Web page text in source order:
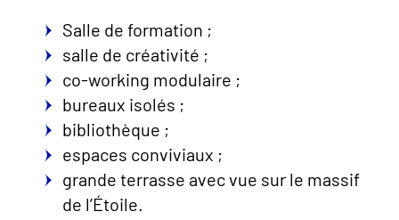
Salle de formation ;
salle de créativité ;
co-working modulaire ;
bureaux isolés ;
bibliothèque ;
espaces conviviaux ;
grande terrasse avec vue sur le massif
de l’Étoile.